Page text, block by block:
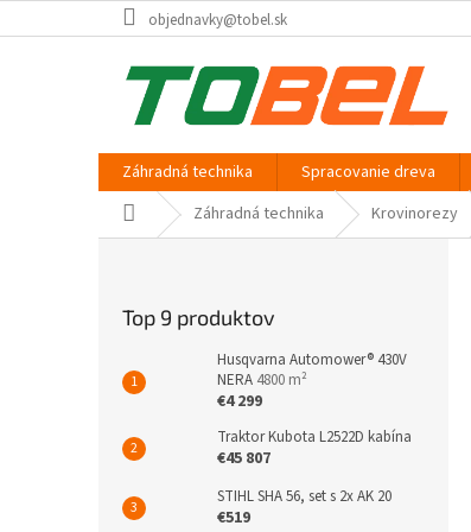
na
objednavky@tobel.sk
Záhradná technika Spracovanie dreva
Domov Záhradná technika Krovinorezy
Top 9 produktov
Husqvarna Automower® 430V
NERA 4800 m²
€4 299
Traktor Kubota L2522D kabína
€45 807
STIHL SHA 56, set s 2x AK 20
€519